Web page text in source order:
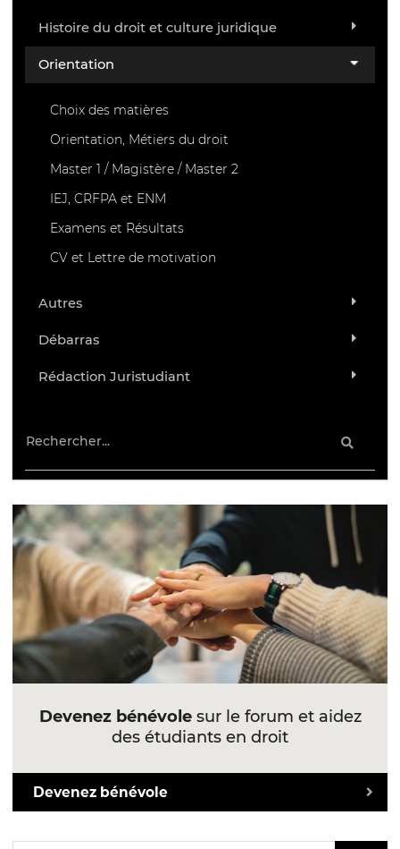
Histoire du droit et culture juridique
Orientation
Choix des matières
Orientation, Métiers du droit
Master 1 / Magistère / Master 2
IEJ, CRFPA et ENM
Examens et Résultats
CV et Lettre de motivation
Autres
Débarras
Rédaction Juristudiant
Devenez bénévolesur le forum et aidez
des étudiants en droit
Devenez bénévole